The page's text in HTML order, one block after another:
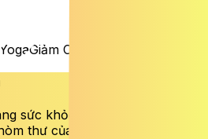
YogaGiảm Cân
sức khỏe và bài viết mới nhất
thư của bạn mỗi tuần.